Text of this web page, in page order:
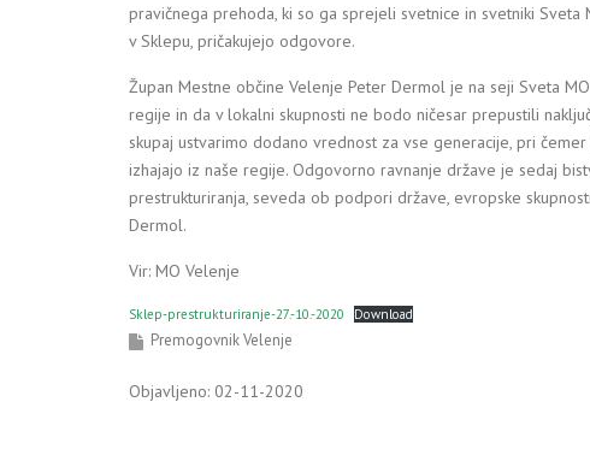
pravičnega prehoda, ki so ga sprejeli svetnice in svetniki
v Sklepu, pričakujejo odgovore.
Župan Mestne občine Velenje Peter Dermol je na seji Sveta
regije in da v lokalni skupnosti ne bodo ničesar prepustili
skupaj ustvarimo dodano vrednost za vse generacije, pri
izhajajo iz naše regije. Odgovorno ravnanje države je sedaj
prestrukturiranja, seveda ob podpori države, evropske
Dermol.
Vir: MO Velenje
Sklep-prestrukturiranje-27.-10.-2020 Download
Premogovnik Velenje
Objavljeno: 02-11-2020